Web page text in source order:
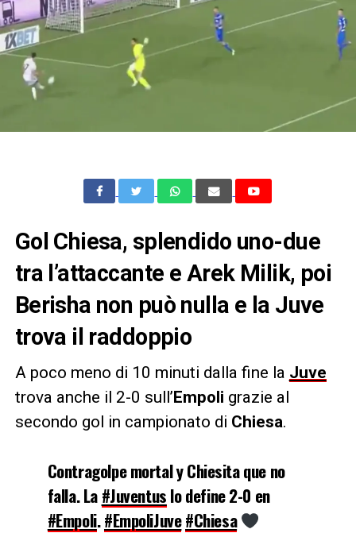
Gol Chiesa, splendido uno-due
tra l’attaccante e Arek Milik, poi
Berisha non può nulla e la Juve
trova il raddoppio
A poco meno di 10 minuti dalla fine la Juve
trova anche il 2-0 sull’Empoli grazie al
secondo gol in campionato di Chiesa.
Contragolpe mortal y Chiesita que no
falla. La#Juventuslo define 2-0 en
#Empoli.#EmpoliJuve#Chiesa